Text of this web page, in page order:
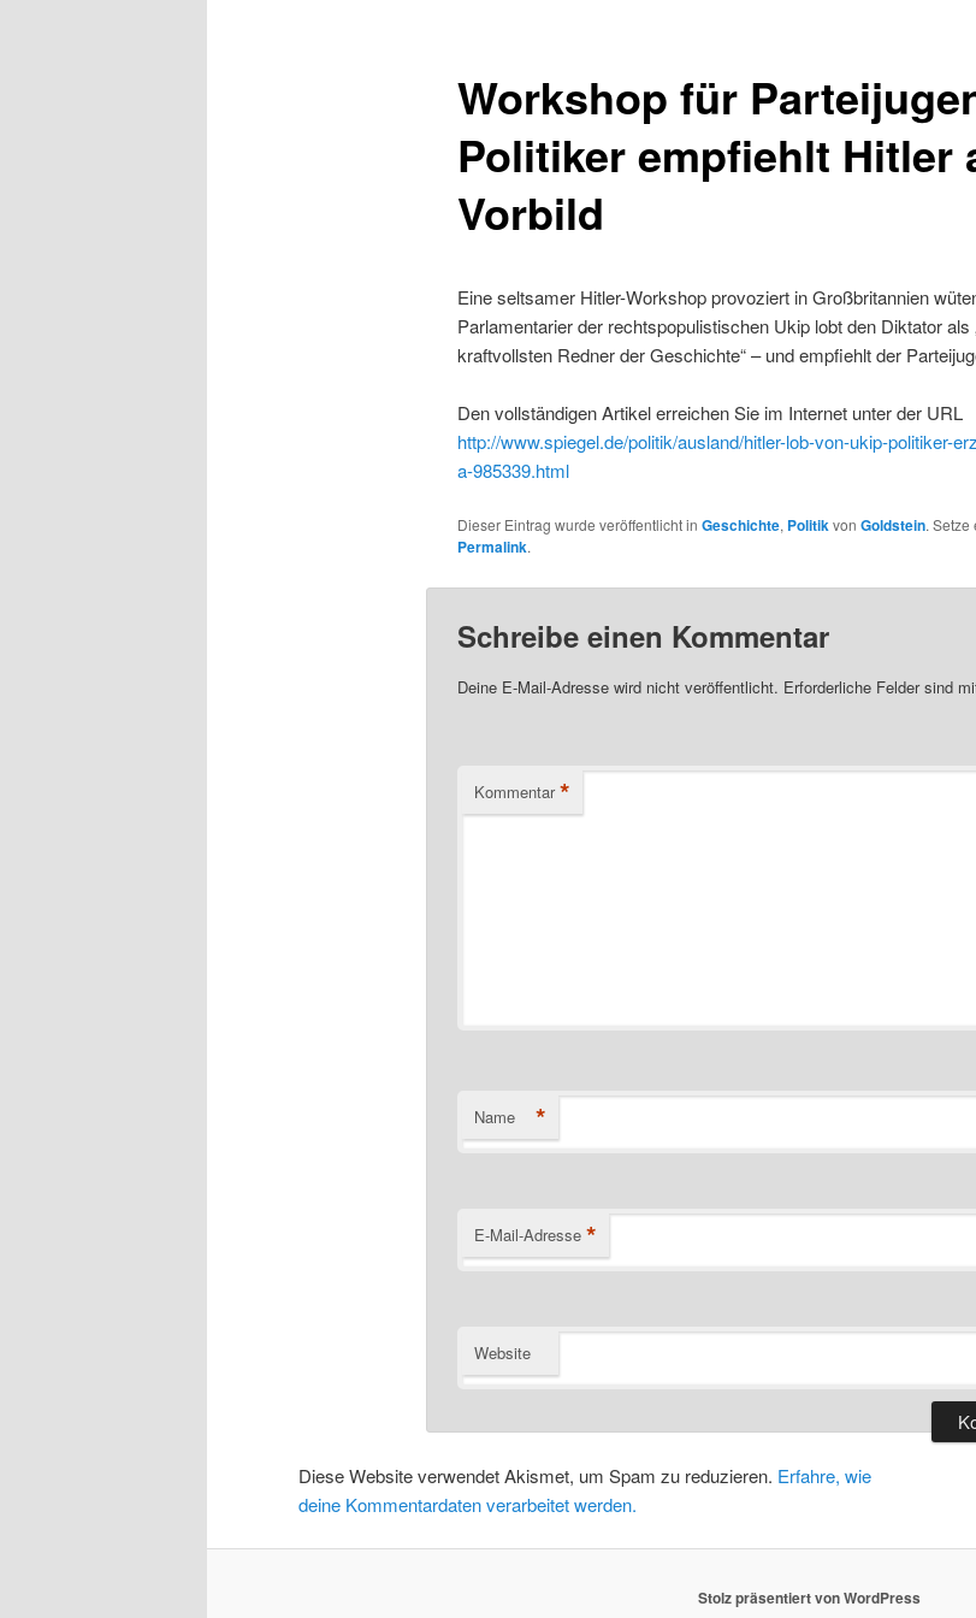
Workshop für
Politiker empfiehlt Hitler
Vorbild
Eine seltsamer Hitler-Workshop provoziert in Großbritannien
Parlamentarier der rechtspopulistischen Ukip lobt den Diktator als
kraftvollsten Redner der Geschichte“ – und empfiehlt der
Den vollständigen Artikel erreichen Sie im Internet unter der URL
http://www.spiegel.de/politik/ausland/hitler-lob-von-ukip-politiker-
a-985339.html
Dieser Eintrag wurde veröffentlicht in Geschichte, Politikvon Goldstein. Setze
Permalink.
Schreibe einen Kommentar
Deine E-Mail-Adresse wird nicht veröffentlicht. Erforderliche Felder sind
Kommentar *
Name *
E-Mail-Adresse *
Website
Diese Website verwendet Akismet, um Spam zu reduzieren. Erfahre, wie
deine Kommentardaten verarbeitet werden.
Stolz präsentiert von WordPress